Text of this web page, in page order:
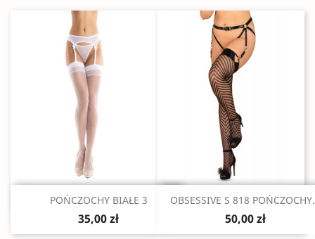
Szybki podgląd
POŃCZOCHY BIAŁE 3
35,00 zł
Szybki podgląd
OBSESSIVE S 818
50,00 zł